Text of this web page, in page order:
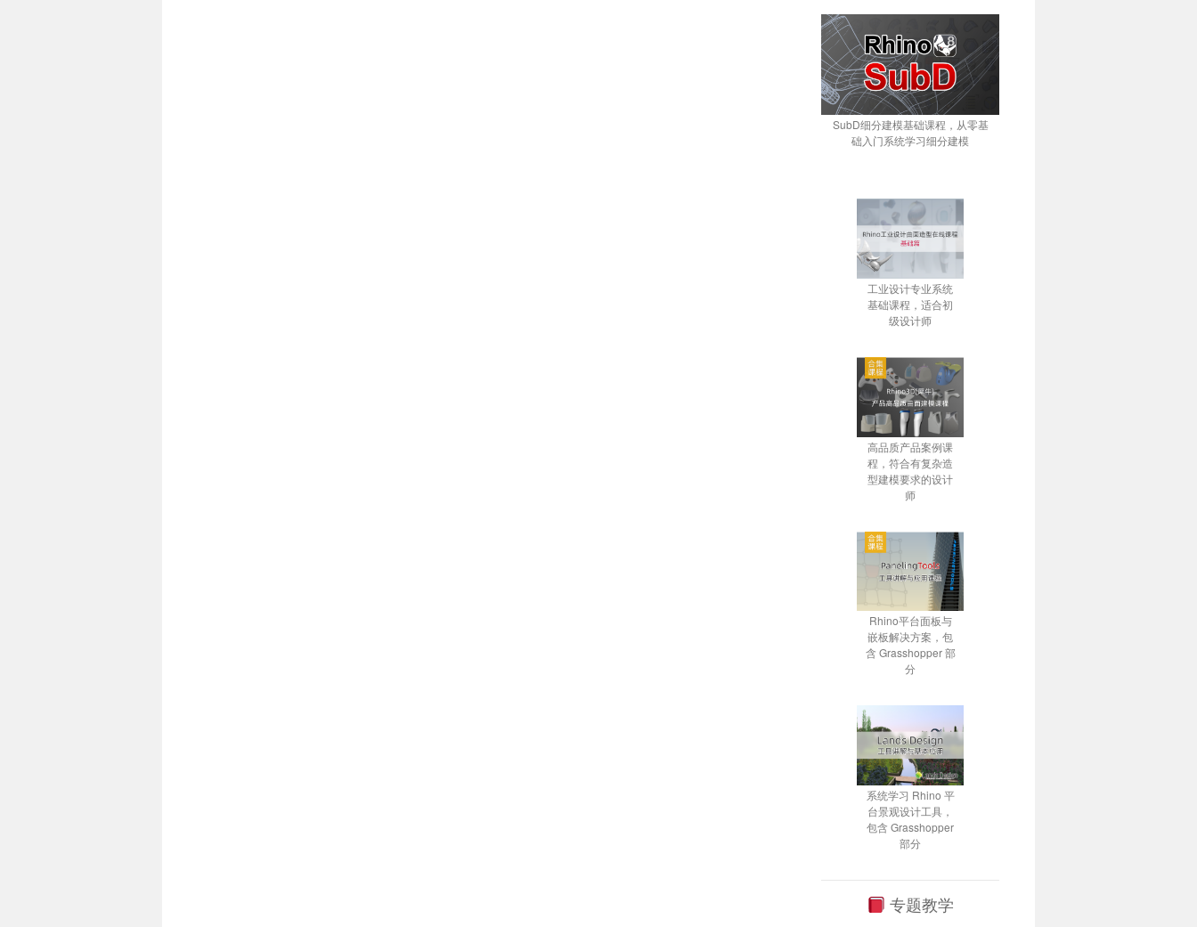
SubD细分建模基础课程，从零基
础入门系统学习细分建模
工业设计专业系统
基础课程，适合初
级设计师
高品质产品案例课
程，符合有复杂造
型建模要求的设计
师
Rhino平台面板与
嵌板解决方案，包
含 Grasshopper 部
分
系统学习 Rhino 平
台景观设计工具，
包含 Grasshopper
部分
专题教学